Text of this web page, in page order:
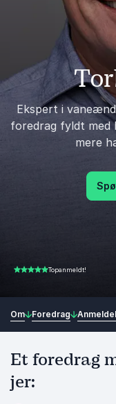
Ekspert i
foredrag fyldt
mere
4.97 ud af 5Topanmeldt!
Om Foredrag
Et foredrag
jer: